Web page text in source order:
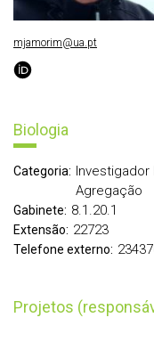
Biologia
Categoria:
Agregação
Gabinete: 8.1.20.1
Extensão: 22723
Telefone externo:
Projetos
mjamorim@ua.pt